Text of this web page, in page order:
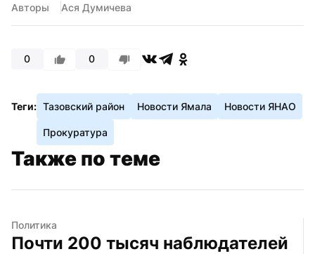
Авторы Ася Думичева
0 0
Теги: Тазовский район Новости Ямала Новости ЯНАО
Прокуратура
Также по теме
Политика
Почти 200 тысяч наблюдателей